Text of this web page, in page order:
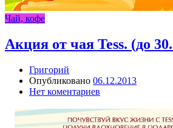
Чай, кофе
Акция от чая Tess. (до
Григорий
Опубликовано 06.12.2013
Нет коментариев